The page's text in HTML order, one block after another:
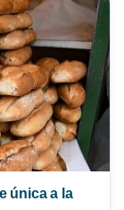
única a la